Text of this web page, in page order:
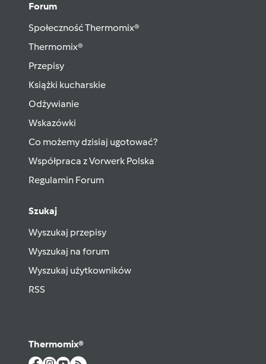
Forum
Społeczność Thermomix®
Thermomix®
Przepisy
Książki kucharskie
Odżywianie
Wskazówki
Co możemy dzisiaj ugotować?
Współpraca z Vorwerk Polska
Regulamin Forum
Szukaj
Wyszukaj przepisy
Wyszukaj na forum
Wyszukaj użytkowników
RSS
Thermomix®